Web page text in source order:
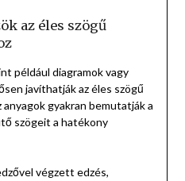
az éles szögű
például diagramok vagy
javíthatják az éles szögű
gyakran bemutatják a
szögeit a hatékony
végzett edzés,